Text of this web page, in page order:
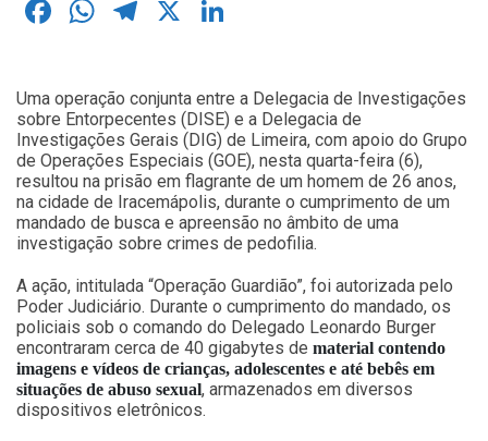
Facebook
WhatsApp
Telegram
X
Uma operação conjunta entre a Delegacia de Investigações
sobre Entorpecentes (DISE) e a Delegacia de
Investigações Gerais (DIG) de Limeira, com apoio do Grupo
de Operações Especiais (GOE), nesta quarta-feira (6),
resultou na prisão em flagrante de um homem de 26 anos,
na cidade de Iracemápolis, durante o cumprimento de um
mandado de busca e apreensão no âmbito de uma
investigação sobre crimes de pedofilia.
A ação, intitulada “Operação Guardião”, foi autorizada pelo
Poder Judiciário. Durante o cumprimento do mandado, os
policiais sob o comando do Delegado Leonardo Burger
encontraram cerca de 40 gigabytes de material contendo
imagens e vídeos de crianças, adolescentes e até bebês em
situações de abuso sexual, armazenados em diversos
dispositivos eletrônicos.